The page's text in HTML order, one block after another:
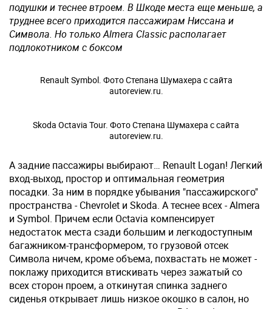
подушки и теснее втроем. В Шкоде места еще меньше, а
труднее всего приходится пассажирам Ниссана и
Символа. Но только Almera Classic располагает
подлокотником с боксом
Renault Symbol. Фото Степана Шумахера с сайта
autoreview.ru.
Skoda Octavia Tour. Фото Степана Шумахера с сайта
autoreview.ru.
А задние пассажиры выбирают… Renault Logan! Легкий
вход-выход, простор и оптимальная геометрия
посадки. За ним в порядке убывания "пассажирского"
пространства - Chevrolet и Skoda. А теснее всех - Almera
и Symbol. Причем если Octavia компенсирует
недостаток места сзади большим и легкодоступным
багажником-трансформером, то грузовой отсек
Символа ничем, кроме объема, похвастать не может -
поклажу приходится втискивать через зажатый со
всех сторон проем, а откинутая спинка заднего
сиденья открывает лишь низкое окошко в салон, но